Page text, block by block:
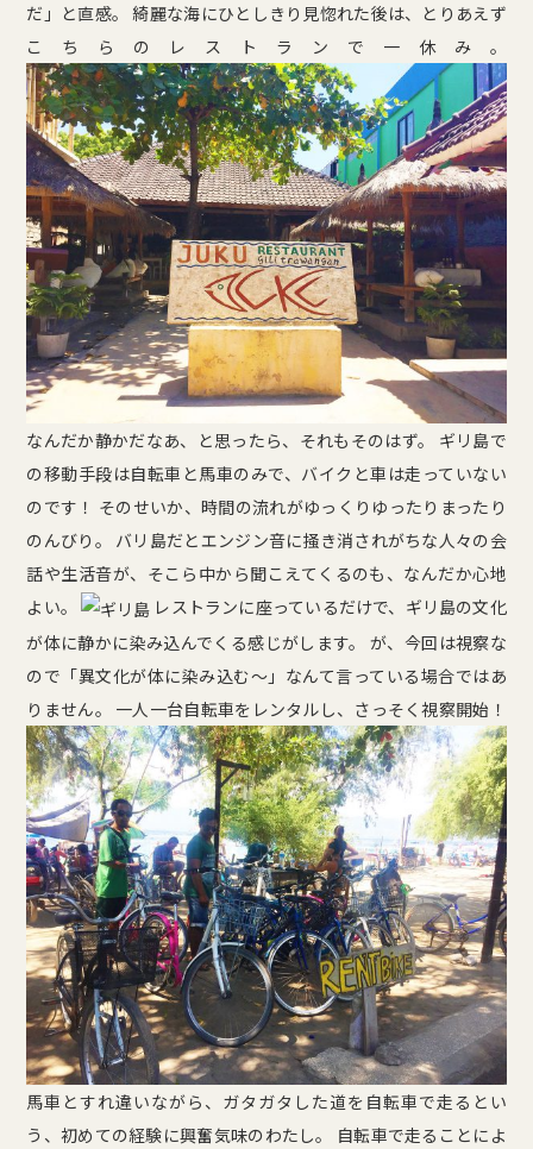
だ」と直感。 綺麗な海にひとしきり見惚れた後は、とりあえず
こちらのレストランで一休み。
なんだか静かだなあ、と思ったら、それもそのはず。 ギリ島で
の移動手段は自転車と馬車のみで、バイクと車は走っていない
のです！ そのせいか、時間の流れがゆっくりゆったりまったり
のんびり。 バリ島だとエンジン音に掻き消されがちな人々の会
話や生活音が、そこら中から聞こえてくるのも、なんだか心地
よい。
レストランに座っているだけで、ギリ島の文化
が体に静かに染み込んでくる感じがします。 が、今回は視察な
ので「異文化が体に染み込む〜」なんて言っている場合ではあ
りません。 一人一台自転車をレンタルし、さっそく視察開始！
馬車とすれ違いながら、ガタガタした道を自転車で走るとい
う、初めての経験に興奮気味のわたし。 自転車で走ることによ